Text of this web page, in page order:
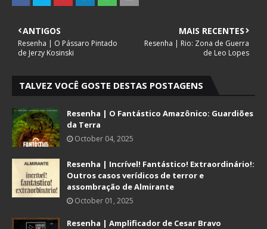
MAIS RECENTES
Resenha | Rio: Zona de Guerra
de Leo Lopes
ANTIGOS
Resenha | O Pássaro Pintado
de Jerzy Kosinski
TALVEZ VOCÊ GOSTE DESTAS POSTAGENS
Resenha | O Fantástico Amazônico: Guardiões
da Terra
October 04, 2025
Resenha | Incrível! Fantástico! Extraordinário!:
Outros casos verídicos de terror e
assombração de Almirante
October 01, 2025
Resenha | Amplificador de Cesar Bravo